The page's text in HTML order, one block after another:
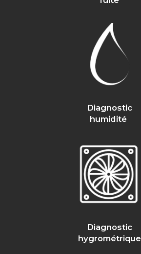
Diagnostic
humidité
Diagnostic
hygrométrique